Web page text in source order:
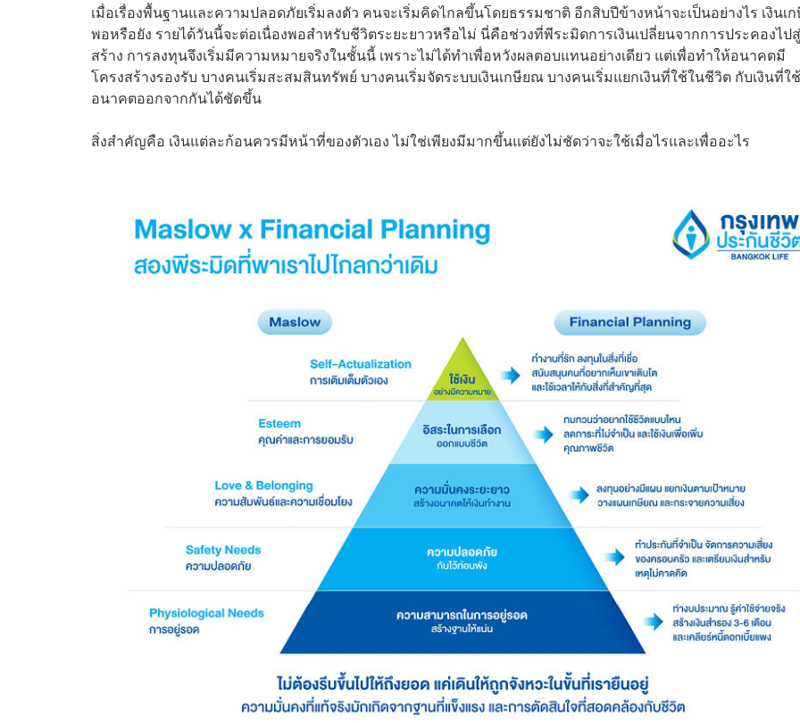
เมื่อเรื่องพื้นฐานและความปลอดภัยเริ่มลงตัว คนจะเริ่มคิดไกลขึ้นโดยธรรมชาติ อีกสิบปีข้างหน้าจะเป็นอย่างไร เงินเ
พอหรือยัง รายได้วันนี้จะต่อเนื่องพอสำหรับชีวิตระยะยาวหรือไม่ นี่คือช่วงที่พีระมิดการเงินเปลี่ยนจากการประคองไป
สร้าง การลงทุนจึงเริ่มมีความหมายจริงในชั้นนี้ เพราะไม่ได้ทำเพื่อหวังผลตอบแทนอย่างเดียว แต่เพื่อทำให้อนาคตมี
โครงสร้างรองรับ บางคนเริ่มสะสมสินทรัพย์ บางคนเริ่มจัดระบบเงินเกษียณ บางคนเริ่มแยกเงินที่ใช้ในชีวิต กับเงินที่ใ
อนาคตออกจากกันได้ชัดขึ้น
สิ่งสำคัญคือ เงินแต่ละก้อนควรมีหน้าที่ของตัวเอง ไม่ใช่เพียงมีมากขึ้นแต่ยังไม่ชัดว่าจะใช้เมื่อไรและเพื่ออะไร